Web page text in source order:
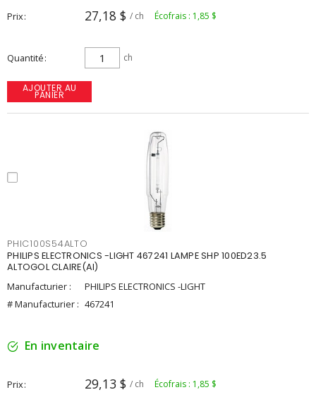
Prix 27,18 $ / ch Écofrais : 1,85 $
Quantité ch
AJOUTER AU
PANIER
PHIC100S54ALTO
PHILIPS ELECTRONICS -LIGHT 467241 LAMPE SHP 100ED23.5
ALTOGOL CLAIRE(AI)
Manufacturier :
PHILIPS ELECTRONICS -LIGHT
# Manufacturier : 467241
En inventaire
Prix 29,13 $ / ch Écofrais : 1,85 $